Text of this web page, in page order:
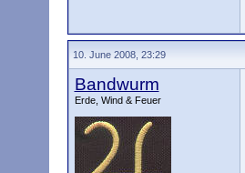
10. June 2008, 23:29
Bandwurm
Erde, Wind & Feuer